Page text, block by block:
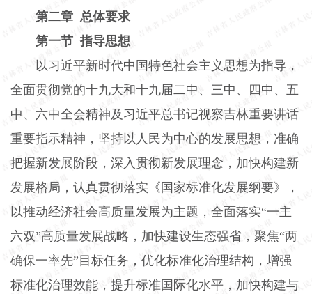
第二章 总体要求
第一节 指导思想
以习近平新时代中国特色社会主义思想为指导，
全面贯彻党的十九大和十九届二中、三中、四中、五
中、六中全会精神及习近平总书记视察吉林重要讲话
重要指示精神，坚持以人民为中心的发展思想，准确
把握新发展阶段，深入贯彻新发展理念，加快构建新
发展格局，认真贯彻落实《国家标准化发展纲要》，
以推动经济社会高质量发展为主题，全面落实“一主
六双”高质量发展战略，加快建设生态强省，聚焦“两
确保一率先”目标任务，优化标准化治理结构，增强
标准化治理效能，提升标准国际化水平，加快构建与